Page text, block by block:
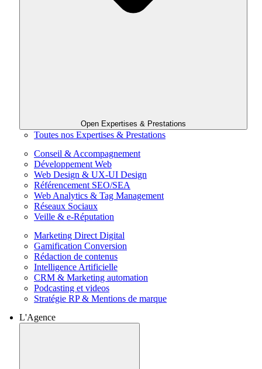
Open Expertises & Prestations
Toutes nos Expertises & Prestations
Conseil & Accompagnement
Développement Web
Web Design & UX-UI Design
Référencement SEO/SEA
Web Analytics & Tag Management
Réseaux Sociaux
Veille & e-Réputation
Marketing Direct Digital
Gamification Conversion
Rédaction de contenus
Intelligence Artificielle
CRM & Marketing automation
Podcasting et videos
Stratégie RP & Mentions de marque
L'Agence